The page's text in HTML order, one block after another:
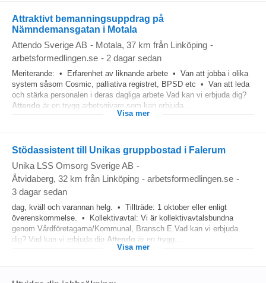
Attraktivt bemanningsuppdrag på
Nämndemansgatan i Motala
Attendo Sverige AB - Motala, 37 km från Linköping -
arbetsformedlingen.se - 2 dagar sedan
Meriterande: • Erfarenhet av liknande arbete • Van att jobba i olika
system såsom Cosmic, palliativa registret, BPSD etc • Van att leda
och stärka personalen i deras dagliga arbete Vad kan vi erbjuda dig?
Attendo är en trygg arbetsgivare som kan erbjuda...
Visa mer
Stödassistent till Unikas gruppbostad i Falerum
Unika LSS Omsorg Sverige AB -
Åtvidaberg, 32 km från Linköping - arbetsformedlingen.se -
3 dagar sedan
dag, kväll och varannan helg. • Tillträde: 1 oktober eller enligt
överenskommelse. • Kollektivavtal: Vi är kollektivavtalsbundna
genom Vårdföretagarna/Kommunal, Bransch E.Vad kan vi erbjuda
dig? Vad kan vi erbjuda dig Attendo är en trygg...
Visa mer